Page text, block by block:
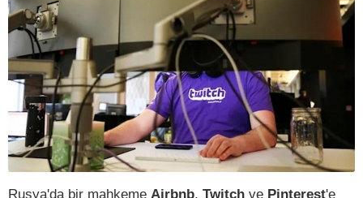
Rusya'da bir mahkeme Airbnb, Twitch ve Pinterest'e